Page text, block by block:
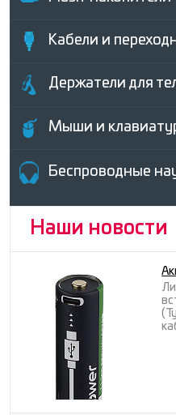
Кабели и
Держатели для
Мыши и
Беcпроводные
Наши новости